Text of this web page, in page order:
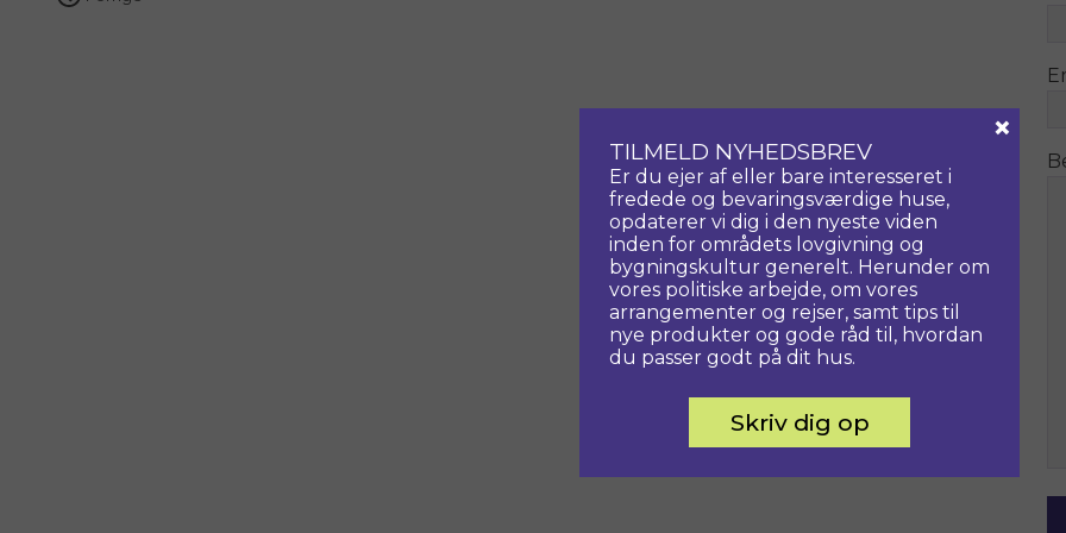
TILMELD NYHEDSBREV
Er du ejer af eller bare interesseret i
fredede og bevaringsværdige huse,
opdaterer vi dig i den nyeste viden
inden for områdets lovgivning og
bygningskultur generelt. Herunder om
vores politiske arbejde, om vores
arrangementer og rejser, samt tips til
nye produkter og gode råd til, hvordan
du passer godt på dit hus.
Skriv dig op
×